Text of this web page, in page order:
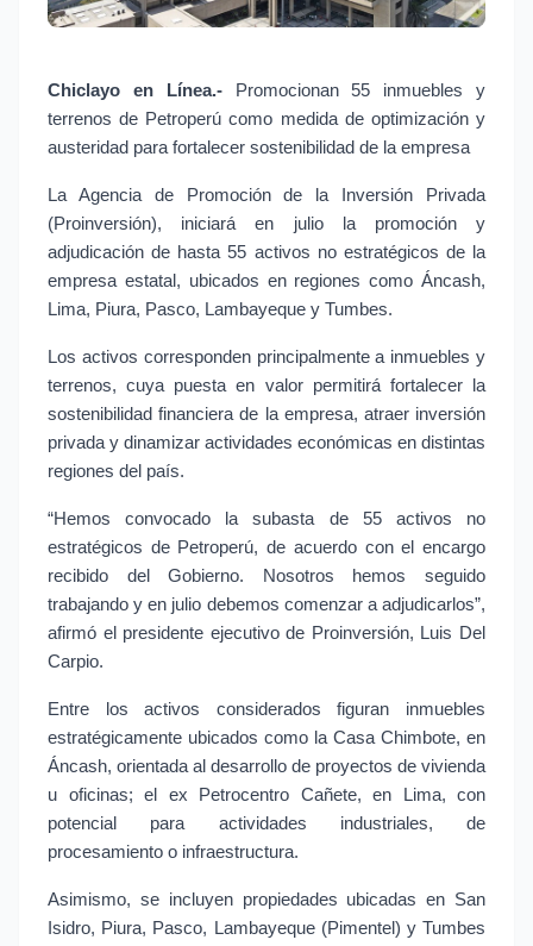
Chiclayo en Línea.-
Promocionan 55 inmuebles y
terrenos de Petroperú como medida de optimización y
austeridad para fortalecer sostenibilidad de la empresa
La Agencia de Promoción de la Inversión Privada
(Proinversión), iniciará en julio la promoción y
adjudicación de hasta 55 activos no estratégicos de la
empresa estatal, ubicados en regiones como Áncash,
Lima, Piura, Pasco, Lambayeque y Tumbes.
Los activos corresponden principalmente a inmuebles y
terrenos, cuya puesta en valor permitirá fortalecer la
sostenibilidad financiera de la empresa, atraer inversión
privada y dinamizar actividades económicas en distintas
regiones del país.
“Hemos convocado la subasta de 55 activos no
estratégicos de Petroperú, de acuerdo con el encargo
recibido del Gobierno. Nosotros hemos seguido
trabajando y en julio debemos comenzar a adjudicarlos”,
afirmó el presidente ejecutivo de Proinversión, Luis Del
Carpio.
Entre los activos considerados figuran inmuebles
estratégicamente ubicados como la Casa Chimbote, en
Áncash, orientada al desarrollo de proyectos de vivienda
u oficinas; el ex Petrocentro Cañete, en Lima, con
potencial para actividades industriales, de
procesamiento o infraestructura.
Asimismo, se incluyen propiedades ubicadas en San
Isidro, Piura, Pasco, Lambayeque (Pimentel) y Tumbes